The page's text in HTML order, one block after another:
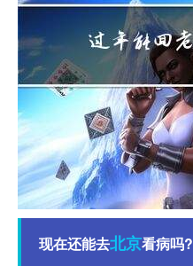
现在还能去北京看病吗?